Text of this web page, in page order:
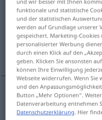
Übersicht aller
(Für mehr Details die
Wildnis
Wildnisf vildnis
funktionale und statistische
und der statistischen
werden auf Grundlage unserer
gespeichert. Marketing-
personalisierter Werbung
durch einen Klick auf den
geben. Klicken Sie ansonsten
können Ihre Einwilligung
Webseite widerrufen. Wenn
und den
Button „Mehr Optionen“.
Datenverarbeitung entnehmen
Datenschutzerklärung . Hier